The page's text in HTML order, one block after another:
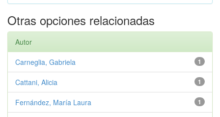
Otras opciones relacionadas
Autor
1
Carneglia, Gabriela
1
Cattani, Alicia
1
Fernández, María Laura